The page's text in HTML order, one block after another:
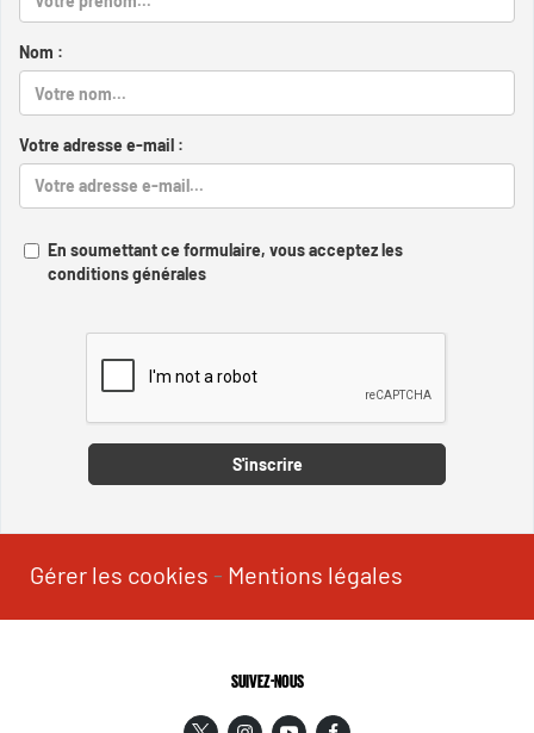
Nom :
Votre adresse e-mail :
En soumettant ce formulaire, vous acceptez les
conditions générales
S'inscrire
Gérer les cookies - Mentions légales
SUIVEZ-NOUS